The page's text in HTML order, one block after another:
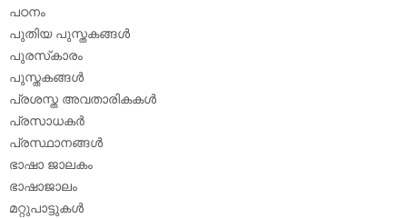
പഠനം
പുതിയ പുസ്തകങ്ങള്‍
പുരസ്‌കാരം
പുസ്തകങ്ങള്‍
പ്രശസ്ത അവതാരികകള്‍
പ്രസാധകര്‍
പ്രസ്ഥാനങ്ങള്‍
ഭാഷാ ജാലകം
ഭാഷാജാലം
മറ്റുപാട്ടുകള്‍